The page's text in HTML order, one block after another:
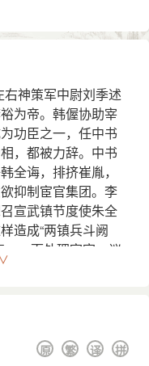
神策军中尉刘季述
为帝。韩偓协助宰
功臣之一，任中书
，都被力辞。中书
全诲，排挤崔胤，
抑制宦官集团。李
宣武镇节度使朱全
造成“两镇兵斗阙
一面处理宦官。议
劫往凤翔。韩偓闻
哭失声。昭宗任韩
更为骄横，心中拼
译
繁
原